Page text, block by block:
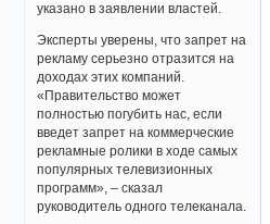
указано в заявлении властей.
Эксперты уверены, что запрет на
рекламу серьезно отразится на
доходах этих компаний.
«Правительство может
полностью погубить нас, если
введет запрет на коммерческие
рекламные ролики в ходе самых
популярных телевизионных
программ», – сказал
руководитель одного телеканала.